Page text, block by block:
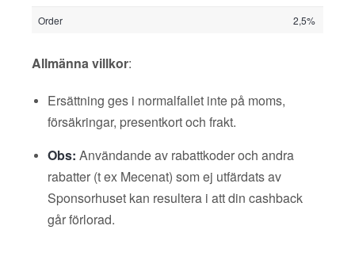
Order 2,5%
Allmänna villkor:
Ersättning ges i normalfallet inte på moms,
försäkringar, presentkort och frakt.
Obs: Användande av rabattkoder och andra
rabatter (t ex Mecenat) som ej utfärdats av
Sponsorhuset kan resultera i att din cashback
går förlorad.